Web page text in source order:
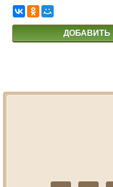
ДОБАВИТЬ